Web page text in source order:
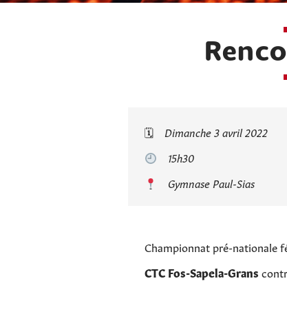
🗓
Dimanche 3 avril 2022
15h30
Gymnase Paul-Sias
Championnat pré-nationale
CTC Fos-Sapela-Grans